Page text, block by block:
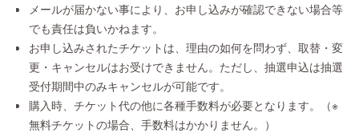
メールが届かない事により、お申し込みが確認できない場合等
でも責任は負いかねます。
お申し込みされたチケットは、理由の如何を問わず、取替・変
更・キャンセルはお受けできません。ただし、抽選申込は抽選
受付期間中のみキャンセルが可能です。
購入時、チケット代の他に各種手数料が必要となります。（※
無料チケットの場合、手数料はかかりません。）